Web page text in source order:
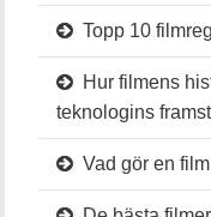
Topp 10
Hur filmens
teknologins
Vad gör en